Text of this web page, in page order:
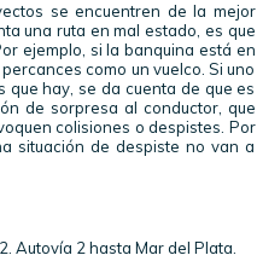
se encuentren de la mejor
una ruta en mal estado, es que
ejemplo, si la banquina está en
como un vuelco. Si uno
hay, se da cuenta de que es
de sorpresa al conductor, que
colisiones o despistes. Por
situación de despiste no van a
Autovía 2 hasta Mar del Plata.